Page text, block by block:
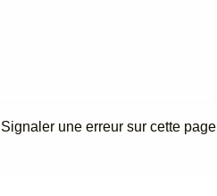
Signaler une erreur sur cette page